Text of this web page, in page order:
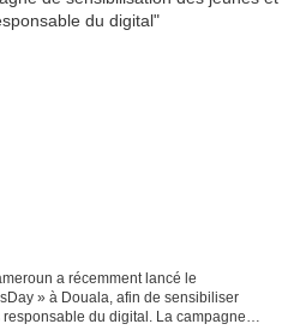
a récemment lancé le
» à Douala, afin de sensibiliser
du digital. La campagne